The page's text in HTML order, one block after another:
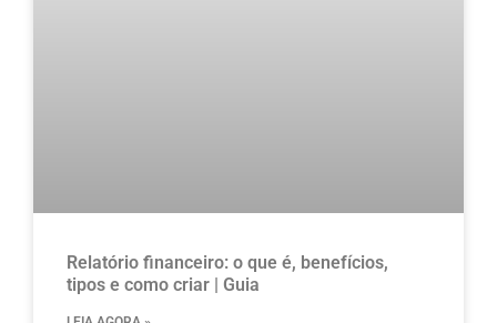
Relatório financeiro: o que é, benefícios,
tipos e como criar | Guia